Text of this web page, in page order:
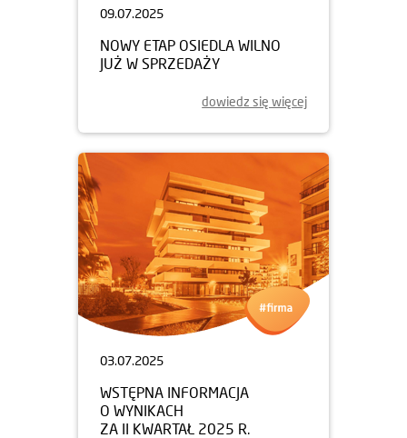
09.07.2025
NOWY ETAP OSIEDLA WILNO
JUŻ W SPRZEDAŻY
dowiedz się więcej
03.07.2025
WSTĘPNA INFORMACJA
O WYNIKACH
ZA II KWARTAŁ 2025 R.